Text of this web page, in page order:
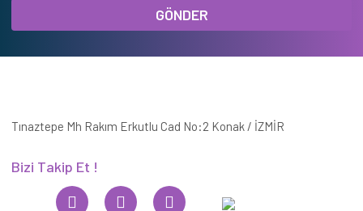
GÖNDER
Tınaztepe Mh Rakım Erkutlu Cad No:2 Konak / İZMİR
Bizi Takip Et !